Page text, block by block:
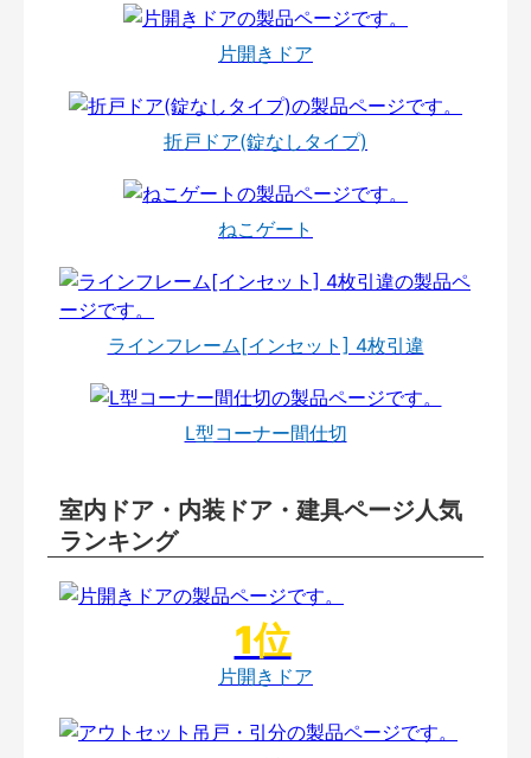
片開きドア
折戸ドア(錠なしタイプ)
ねこゲート
ラインフレーム[インセット] 4枚引違
L型コーナー間仕切
室内ドア・内装ドア・建具ページ人気
ランキング
片開きドア